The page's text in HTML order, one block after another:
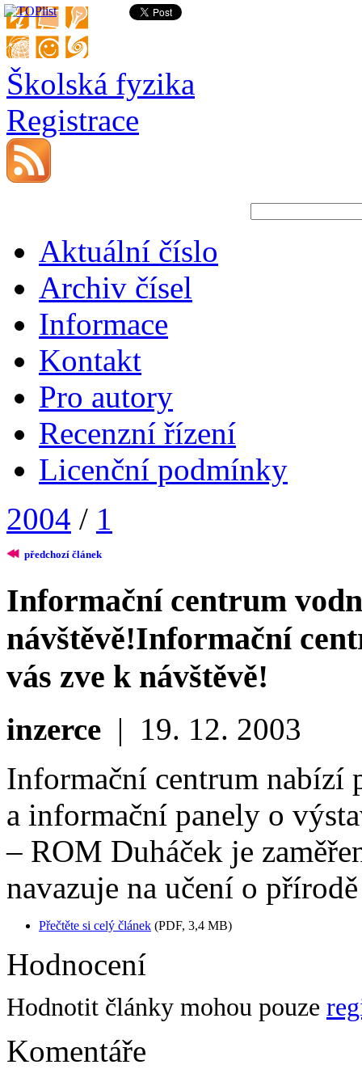
Školská fyzika
Registrace
Aktuální číslo
Archiv čísel
Informace
Kontakt
Pro autory
Recenzní řízení
Licenční podmínky
2004 / 1
předchozí článek
Informační centrum
návštěvě!Informační
vás zve k návštěvě!
inzerce | 19. 12. 2003
Informační centrum
a informační panely o
– ROM Duháček je
navazuje na učení o
Přečtěte si celý článek (PDF, 3,4 MB)
Hodnocení
Hodnotit články mohou pouze
Komentáře